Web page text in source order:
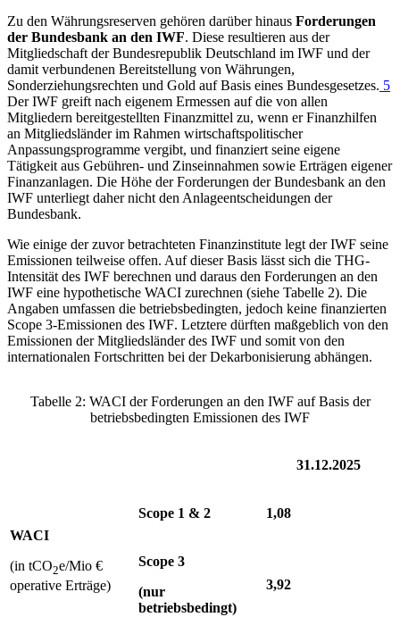
Zu den Währungsreserven gehören darüber hinaus Forderungen
der Bundesbank an den IWF. Diese resultieren aus der
Mitgliedschaft der Bundesrepublik Deutschland im IWF und der
damit verbundenen Bereitstellung von Währungen,
Sonderziehungsrechten und Gold auf Basis eines Bundesgesetzes. 5
DerIWF greift nach eigenem Ermessen auf die von allen
Mitgliedern bereitgestellten Finanzmittel zu, wenn er Finanzhilfen
an Mitgliedsländer im Rahmen wirtschaftspolitischer
Anpassungsprogramme vergibt, und finanziert seine eigene
Tätigkeit aus Gebühren- und Zinseinnahmen sowie Erträgen eigener
Finanzanlagen. Die Höhe der Forderungen der Bundesbank an den
IWF unterliegt daher nicht den Anlageentscheidungen der
Bundesbank.
Wie einige der zuvor betrachteten Finanzinstitute legt derIWF seine
Emissionen teilweise offen. Auf dieser Basis lässt sich die THG-
Intensität des IWF berechnen und daraus den Forderungen an den
IWF eine hypothetische WACI zurechnen (siehe Tabelle 2). Die
Angaben umfassen die betriebsbedingten, jedoch keine finanzierten
Scope 3-Emissionen des IWF. Letztere dürften maßgeblich von den
Emissionen der Mitgliedsländer des IWF und somit von den
internationalen Fortschritten bei der Dekarbonisierung abhängen.
Tabelle 2: WACIder Forderungen an den IWFauf Basis der
betriebsbedingten Emissionen des IWF
31.12.2025
WACI
(in tCO2e/Mio €
operative Erträge)
Scope 1 & 2 1,08
Scope 3
(nur
betriebsbedingt)
3,92